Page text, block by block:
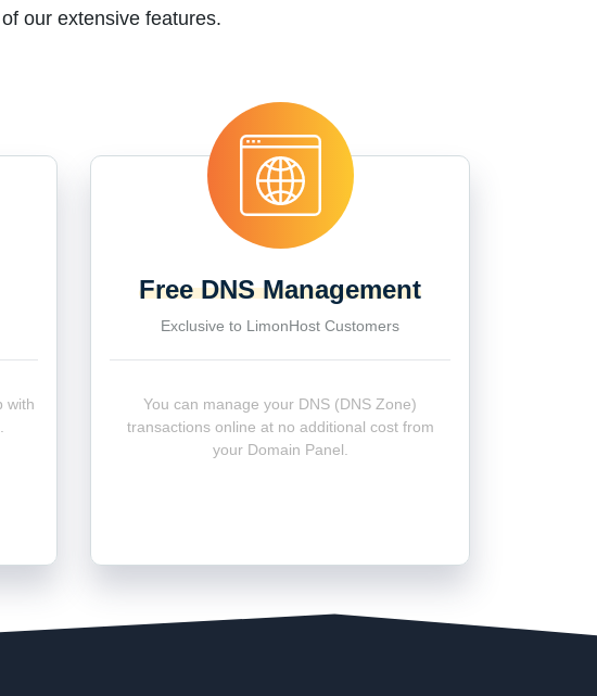
our extensive features.
with
Free DNS Management
Exclusive to LimonHost Customers
You can manage your DNS (DNS Zone)
transactions online at no additional cost from
your Domain Panel.